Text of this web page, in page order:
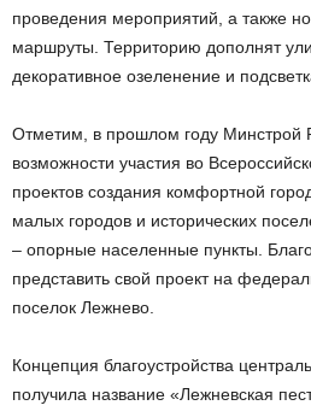
проведения мероприятий, а также
маршруты. Территорию дополнят
декоративное озеленение и
Отметим, в прошлом году Минстрой
возможности участия во
проектов создания комфортной
малых городов и исторических
– опорные населенные пункты.
представить свой проект на
поселок Лежнево.
Концепция благоустройства
получила название «Лежневская